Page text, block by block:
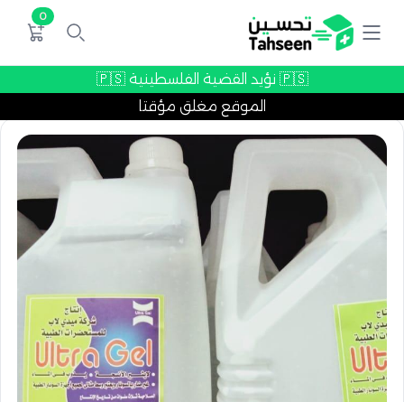
0
🇵🇸 نؤيد القضية الفلسطينية 🇵🇸
الموقع مغلق مؤقتا